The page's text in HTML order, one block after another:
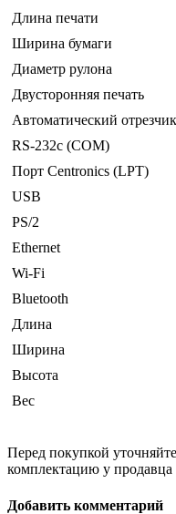
Длина печати
Ширина бумаги
Диаметр рулона
Двусторонняя печать
Автоматический
RS-232c (COM)
Порт Centronics (LPT)
USB
PS/2
Ethernet
Wi-Fi
Bluetooth
Длина
Ширина
Высота
Вес
Перед покупкой
комплектацию у продавца
Добавить комментарий